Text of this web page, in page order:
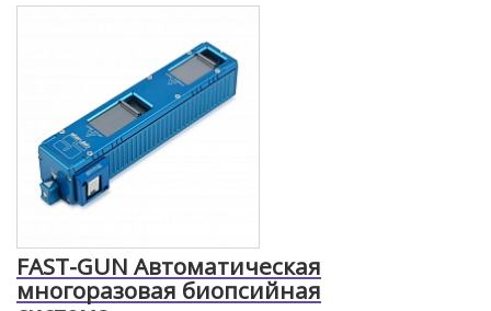
FAST-GUN Автоматическая
многоразовая биопсийная